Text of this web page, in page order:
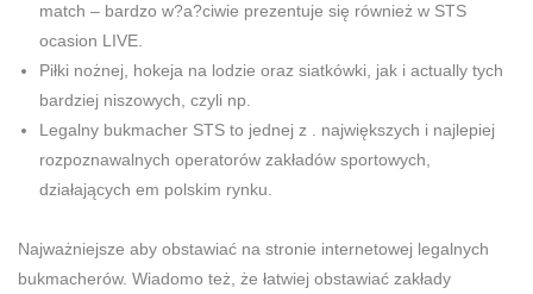
match – bardzo w?a?ciwie prezentuje się również w STS
ocasion LIVE.
Piłki nożnej, hokeja na lodzie oraz siatkówki, jak i actually tych
bardziej niszowych, czyli np.
Legalny bukmacher STS to jednej z . największych i najlepiej
rozpoznawalnych operatorów zakładów sportowych,
działających em polskim rynku.
Najważniejsze aby obstawiać na stronie internetowej legalnych
bukmacherów. Wiadomo też, że łatwiej obstawiać zakłady